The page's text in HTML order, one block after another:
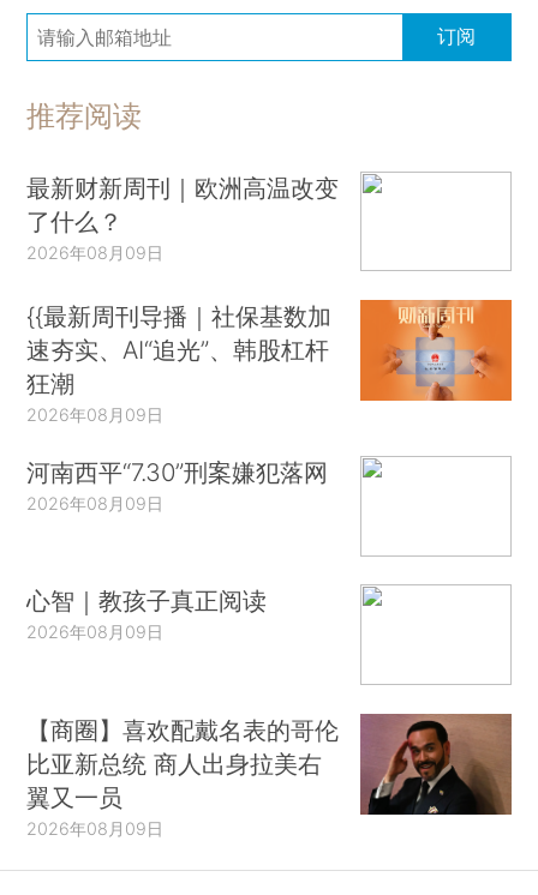
订阅
推荐阅读
最新财新周刊｜欧洲高温改变
了什么？
2026年08月09日
{{最新周刊导播｜社保基数加
速夯实、AI“追光”、韩股杠杆
狂潮
2026年08月09日
河南西平“7.30”刑案嫌犯落网
2026年08月09日
心智｜教孩子真正阅读
2026年08月09日
【商圈】喜欢配戴名表的哥伦
比亚新总统 商人出身拉美右
翼又一员
2026年08月09日